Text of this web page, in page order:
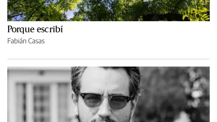
Porque escribí
Fabián Casas